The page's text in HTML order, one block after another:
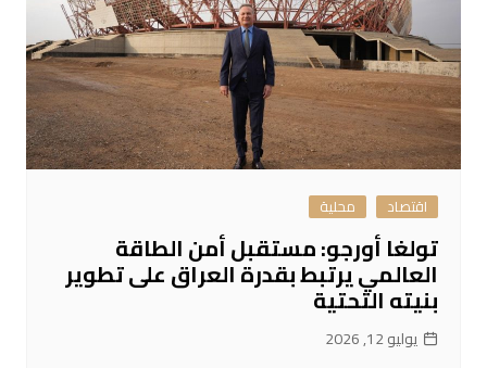
اقتصاد محلية
تولغا أورجو: مستقبل أمن الطاقة
العالمي يرتبط بقدرة العراق على تطوير
بنيته التحتية
يوليو 12, 2026